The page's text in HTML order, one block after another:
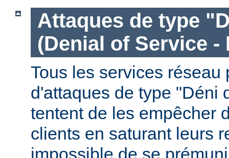
Attaques de type
(Denial of Service -
Tous les services réseau
d'attaques de type "Déni
tentent de les empêcher
clients en saturant leurs
impossible de se